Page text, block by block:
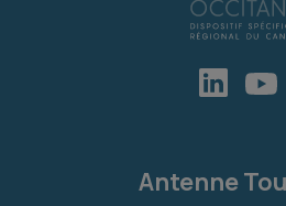
Antenne